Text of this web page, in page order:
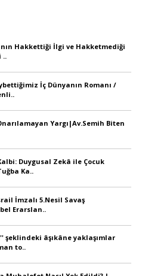
Hakkettiği İlgi ve Hakketmediği
..
İç Dünyanın Romanı /
Yargı|Av.Semih Biten
Duygusal Zekâ ile Çocuk
Ka..
İmzalı 5.Nesil Savaş
Erarslan..
şeklindeki âşıkâne yaklaşımlar
to..